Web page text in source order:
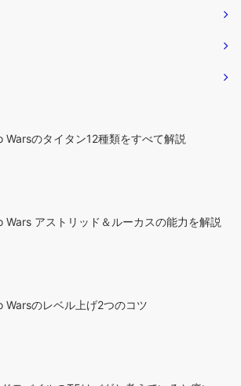
Warsのタイタン12種類をすべて解説
Wars アストリッド＆ルーカスの能力を解説
Warsのレベル上げ2つのコツ